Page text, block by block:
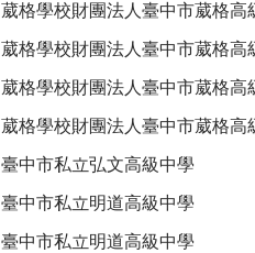
葳格學校財團法人臺中市葳格高
葳格學校財團法人臺中市葳格高
葳格學校財團法人臺中市葳格高
葳格學校財團法人臺中市葳格高
臺中市私立弘文高級中學
臺中市私立明道高級中學
臺中市私立明道高級中學